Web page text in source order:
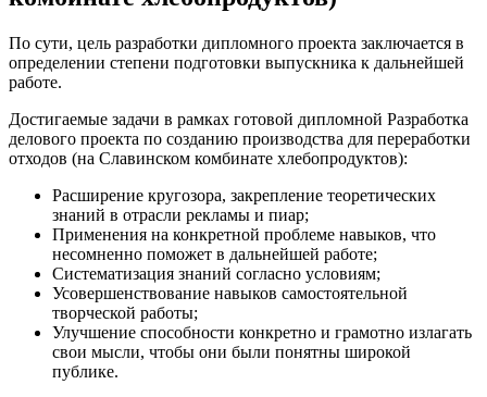
По сути, цель разработки дипломного проекта заключается в
определении степени подготовки выпускника к дальнейшей
работе.
Достигаемые задачи в рамках готовой дипломной Разработка
делового проекта по созданию производства для переработки
отходов (на Славинском комбинате хлебопродуктов):
Расширение кругозора, закрепление теоретических
знаний в отрасли рекламы и пиар;
Применения на конкретной проблеме навыков, что
несомненно поможет в дальнейшей работе;
Систематизация знаний согласно условиям;
Усовершенствование навыков самостоятельной
творческой работы;
Улучшение способности конкретно и грамотно излагать
свои мысли, чтобы они были понятны широкой
публике.